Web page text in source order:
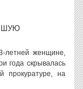
летней женщине,
года скрывалась
прокуратуре, на